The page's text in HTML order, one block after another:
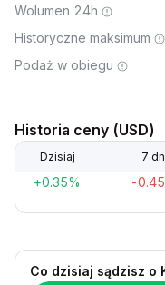
Wolumen 24h
Historyczne maksimum
Podaż w obiegu
Historia ceny (USD)
Dzisiaj 7
+0.35% -
Co dzisiaj sądzisz o